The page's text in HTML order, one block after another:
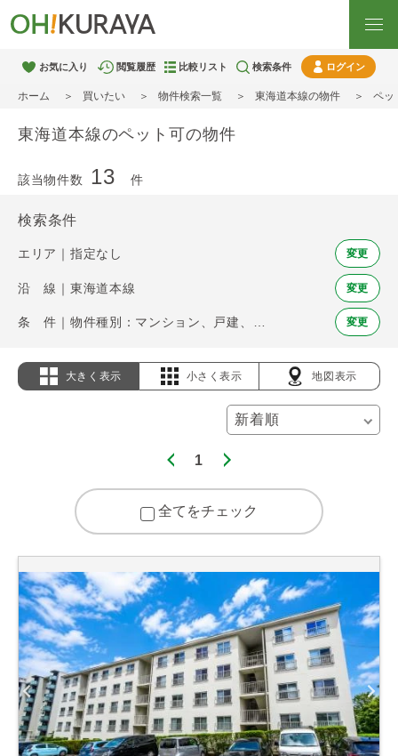
お気に入り 閲覧履歴 比較リスト 検索条件 ログイン
ホーム 買いたい 物件検索一覧 東海道本線の物件 ペッ
東海道本線のペット可の物件
該当物件数 13 件
検索条件
エリア｜指定なし 変更
沿 線｜東海道本線 変更
変更
大きく表示 小さく表示 地図表示
1
全てをチェック